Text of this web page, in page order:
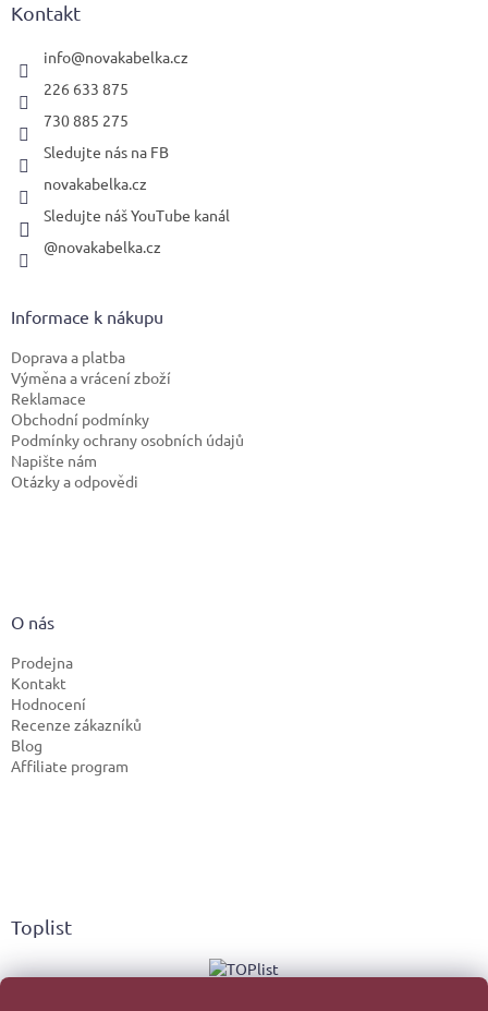
Kontakt
info@novakabelka.cz
226 633 875
730 885 275
Sledujte nás na FB
novakabelka.cz
Sledujte náš YouTube kanál
@novakabelka.cz
Informace k nákupu
Doprava a platba
Výměna a vrácení zboží
Reklamace
Obchodní podmínky
Podmínky ochrany osobních údajů
Napište nám
Otázky a odpovědi
O nás
Prodejna
Kontakt
Hodnocení
Recenze zákazníků
Blog
Affiliate program
Toplist